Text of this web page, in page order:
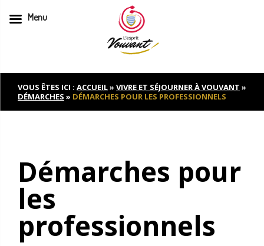
to
contentVOUS ÊTES ICI : ACCUEIL» VIVRE ET SÉJOURNER À VOUVANT »
DÉMARCHES » DÉMARCHES POUR LES PROFESSIONNELS
Démarches pour
les
professionnels
Menu